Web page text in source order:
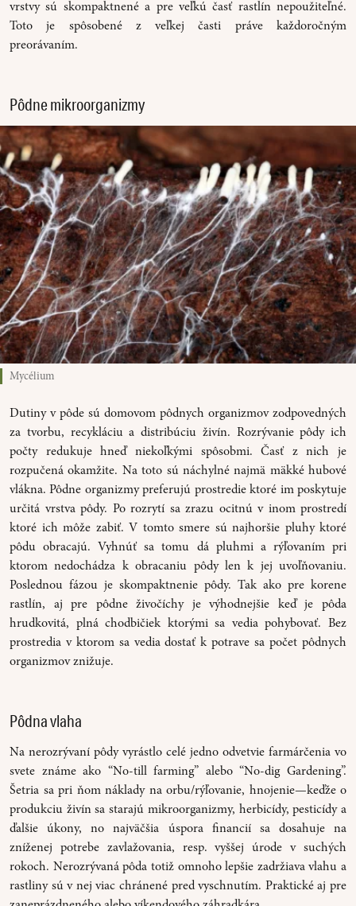
vrstvy sú skompaktnené a pre veľkú časť rastlín nepoužiteľné.
Toto je spôsobené z veľkej časti práve každoročným
preorávaním.
Pôdne mikroorganizmy
Mycélium
Dutiny v pôde sú domovom pôdnych organizmov zodpovedných
za tvorbu, recykláciu a distribúciu živín. Rozrývanie pôdy ich
počty redukuje hneď niekoľkými spôsobmi. Časť z nich je
rozpučená okamžite. Na toto sú náchylné najmä mäkké hubové
vlákna. Pôdne organizmy preferujú prostredie ktoré im poskytuje
určitá vrstva pôdy. Po rozrytí sa zrazu ocitnú v inom prostredí
ktoré ich môže zabiť. V tomto smere sú najhoršie pluhy ktoré
pôdu obracajú. Vyhnúť sa tomu dá pluhmi a rýľovaním pri
ktorom nedochádza k obracaniu pôdy len k jej uvoľňovaniu.
Poslednou fázou je skompaktnenie pôdy. Tak ako pre korene
rastlín, aj pre pôdne živočíchy je výhodnejšie keď je pôda
hrudkovitá, plná chodbičiek ktorými sa vedia pohybovať. Bez
prostredia v ktorom sa vedia dostať k potrave sa počet pôdnych
organizmov znižuje.
Pôdna vlaha
Na nerozrývaní pôdy vyrástlo celé jedno odvetvie farmárčenia vo
svete známe ako “No-till farming” alebo “No-dig Gardening”.
Šetria sa pri ňom náklady na orbu/rýľovanie, hnojenie—keďže o
produkciu živín sa starajú mikroorganizmy, herbicídy, pesticídy a
ďalšie úkony, no najväčšia úspora financií sa dosahuje na
zníženej potrebe zavlažovania, resp. vyššej úrode v suchých
rokoch. Nerozrývaná pôda totiž omnoho lepšie zadržiava vlahu a
rastliny sú v nej viac chránené pred vyschnutím. Praktické aj pre